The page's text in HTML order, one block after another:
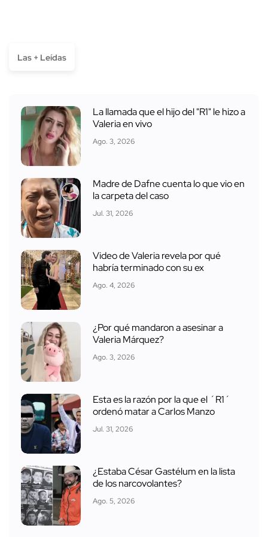
Las + Leídas
La llamada que el hijo del "R1" le hizo a
Valeria en vivo
Ago. 3, 2026
Madre de Dafne cuenta lo que vio en
la carpeta del caso
Jul. 31, 2026
Video de Valeria revela por qué
habría terminado con su ex
Ago. 4, 2026
¿Por qué mandaron a asesinar a
Valeria Márquez?
Ago. 3, 2026
Esta es la razón por la que el ´R1´
ordenó matar a Carlos Manzo
Jul. 31, 2026
¿Estaba César Gastélum en la lista
de los narcovolantes?
Ago. 5, 2026